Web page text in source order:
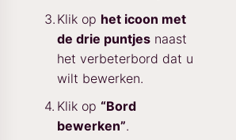
Klik op het icoon met
de drie puntjes naast
het verbeterbord dat u
wilt bewerken.
Klik op “Bord
bewerken”.